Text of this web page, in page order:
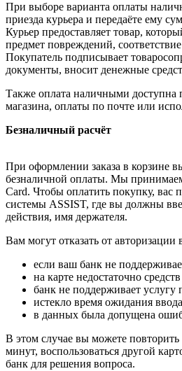
При выборе варианта оплаты
приезда курьера и передаёте ему
Курьер предоставляет товар,
предмет повреждений,
Покупатель подписывает
документы, вносит денежные
Также оплата наличными доступна
магазина, оплаты по почте или
Безналичный расчёт
При оформлении заказа в корзине
безналичной оплаты. Мы
Card. Чтобы оплатить покупку, вас
системы ASSIST, где вы должны
действия, имя держателя.
Вам могут отказать от авторизации
если ваш банк не
на карте недостаточно
банк не поддерживает услугу
истекло время ожидания
в данных была допущена
В этом случае вы можете повторить
минут, воспользоваться другой
банк для решения вопроса.